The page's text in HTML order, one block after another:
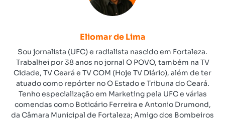
Eliomar de Lima
Sou jornalista (UFC) e radialista nascido em Fortaleza.
Trabalhei por 38 anos no jornal O POVO, também na TV
Cidade, TV Ceará e TV COM (Hoje TV Diário), além de ter
atuado como repórter no O Estado e Tribuna do Ceará.
Tenho especialização em Marketing pela UFC e várias
comendas como Boticário Ferreira e Antonio Drumond,
da Câmara Municipal de Fortaleza; Amigo dos Bombeiros